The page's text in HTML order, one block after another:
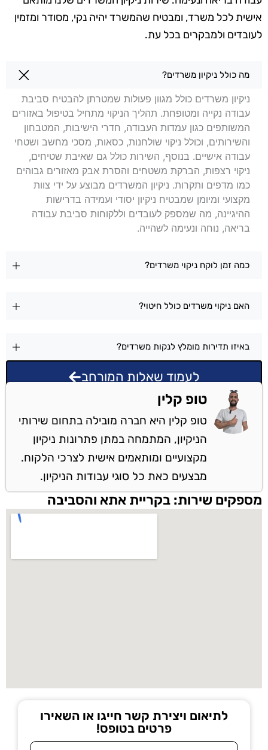
אישית לכל משרד, ומבטיח שהמשרד יהיה נקי, מסודר ומזמין
לעובדים ולמבקרים בכל עת.
שאלות בנושא ניקיון משרדים בקריית אתא
מה כולל ניקיון משרדים?
ניקיון משרדים כולל מגוון פעולות שמטרתן להבטיח סביבת
עבודה נקייה ומטופחת. תהליך הניקוי מתחיל בטיפול באזורים
המשותפים כגון עמדות העבודה, חדרי הישיבות, המטבחון
והשירותים, וכולל ניקוי שולחנות, כסאות, מסכי מחשב ושטחי
עבודה אישיים. בנוסף, השירות כולל גם שאיבת שטיחים,
ניקוי רצפות, הברקת משטחים והסרת אבק מאזורים גבוהים
כמו מדפים ותקרות. ניקיון המשרדים מבוצע על ידי צוות
מקצועי ומיומן שמבטיח ניקיון יסודי ועמידה בדרישות
ההיגיינה, מה שמספק לעובדים וללקוחות סביבת עבודה
בריאה, נוחה ונעימה לשהייה.
כמה זמן לוקח ניקוי משרדים?
האם ניקוי משרדים כולל חיטוי?
באיזו תדירות מומלץ לנקות משרדים?
לעמוד שאלות המורחב
טופ קלין
טופ קלין היא חברה מובילה בתחום שירותי
הניקיון, המתמחה במתן פתרונות ניקיון
מקצועיים ומותאמים אישית לצרכי הלקוח.
מבצעים כאת כל סוגי עבודות הניקיון.
מספקים שירות: בקריית אתא והסביבה
לתיאום ויצירת קשר חייגו או השאירו
פרטים בטופס!